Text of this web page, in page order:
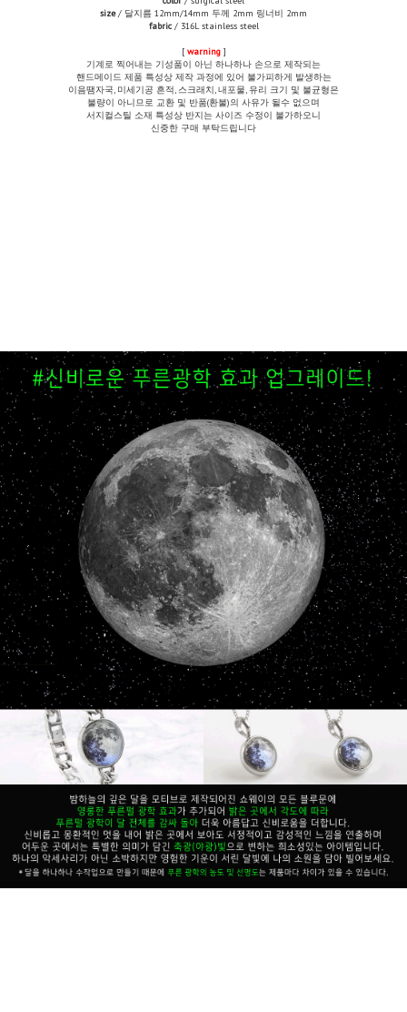
size/ 달지름 12mm/14mm 두께 2mm 링너비 2mm
fabric/ 316L stainless steel
[ warning]
기계로 찍어내는 기성품이 아닌 하나하나 손으로 제작되는
핸드메이드 제품 특성상 제작 과정에 있어 불가피하게 발생하는
이음땜자국, 미세기공 흔적, 스크래치, 내포물, 유리 크기 및 불균형은
불량이 아니므로 교환 및 반품(환불)의 사유가 될수 없으며
서지컬스틸 소재 특성상 반지는 사이즈 수정이 불가하오니
신중한 구매 부탁드립니다